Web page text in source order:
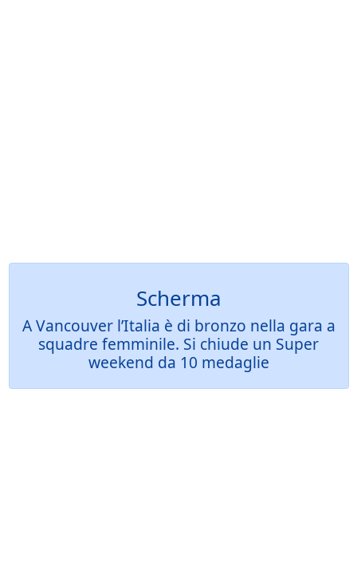
Scherma
A Vancouver l’Italia è di bronzo nella gara a
squadre femminile. Si chiude un Super
weekend da 10 medaglie